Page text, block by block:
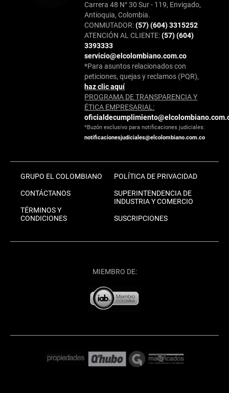
Carrera 48 N° 30 Sur - 119, Envigado,
Antioquia, Colombia.
CONMUTADOR:(57) (604) 3315252
ATENCIÓN AL CLIENTE:(57) (604)
3393333
servicio@elcolombiano.com.co
*Para asuntos relacionados con
peticiones, quejas y reclamos (PQR),
haz clic aquí
PROGRAMA DE TRANSPARENCIA Y
ÉTICA EMPRESARIAL:
*Buzón exclusivo para notificaciones judiciales:
notificacionesjudiciales@elcolombiano.com.co
GRUPO EL COLOMBIANO
CONTÁCTANOS
TÉRMINOS Y
CONDICIONES
POLÍTICA DE PRIVACIDAD
SUPERINTENDENCIA DE
INDUSTRIA Y COMERCIO
SUSCRIPCIONES
MIEMBRO DE: